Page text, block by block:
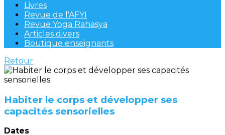
Livres
Revue de l'AFYI
Revue Yoga Rahasya
Articles divers
Boutique enseignants
Retour
Habiter le corps et développer ses
capacités sensorielles
Dates